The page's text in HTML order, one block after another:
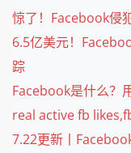
惊了！Facebook侵
6.5亿美元！
踪
Facebook是什么？
real active fb
7.22更新丨